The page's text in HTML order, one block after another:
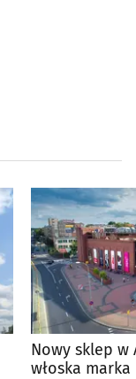
Nowy sklep w
włoska